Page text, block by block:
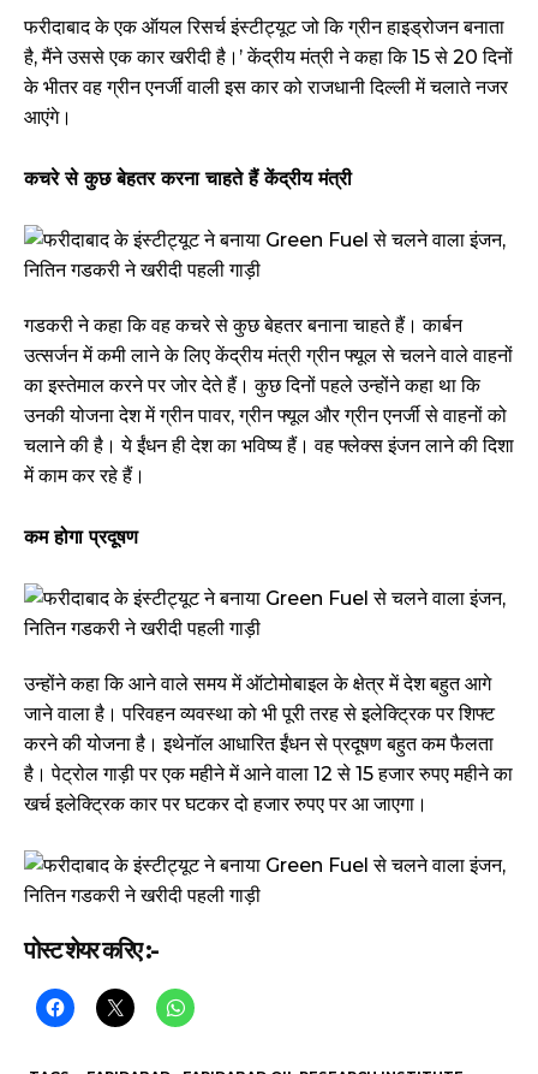
फरीदाबाद के एक ऑयल रिसर्च इंस्टीट्यूट जो कि ग्रीन हाइड्रोजन बनाता
है, मैंने उससे एक कार खरीदी है।’ केंद्रीय मंत्री ने कहा कि 15 से 20 दिनों
के भीतर वह ग्रीन एनर्जी वाली इस कार को राजधानी दिल्ली में चलाते नजर
आएंगे।
कचरे से कुछ बेहतर करना चाहते हैं केंद्रीय मंत्री
गडकरी ने कहा कि वह कचरे से कुछ बेहतर बनाना चाहते हैं। कार्बन
उत्सर्जन में कमी लाने के लिए केंद्रीय मंत्री ग्रीन फ्यूल से चलने वाले वाहनों
का इस्तेमाल करने पर जोर देते हैं। कुछ दिनों पहले उन्होंने कहा था कि
उनकी योजना देश में ग्रीन पावर, ग्रीन फ्यूल और ग्रीन एनर्जी से वाहनों को
चलाने की है। ये ईंधन ही देश का भविष्य हैं। वह फ्लेक्स इंजन लाने की दिशा
में काम कर रहे हैं।
कम होगा प्रदूषण
उन्होंने कहा कि आने वाले समय में ऑटोमोबाइल के क्षेत्र में देश बहुत आगे
जाने वाला है। परिवहन व्यवस्था को भी पूरी तरह से इलेक्ट्रिक पर शिफ्ट
करने की योजना है। इथेनॉल आधारित ईंधन से प्रदूषण बहुत कम फैलता
है। पेट्रोल गाड़ी पर एक महीने में आने वाला 12 से 15 हजार रुपए महीने का
खर्च इलेक्ट्रिक कार पर घटकर दो हजार रुपए पर आ जाएगा।
पोस्ट शेयर करिए :-